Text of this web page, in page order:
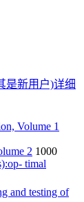
是新用户)详细
Volume 1
2 1000
timal
and testing of